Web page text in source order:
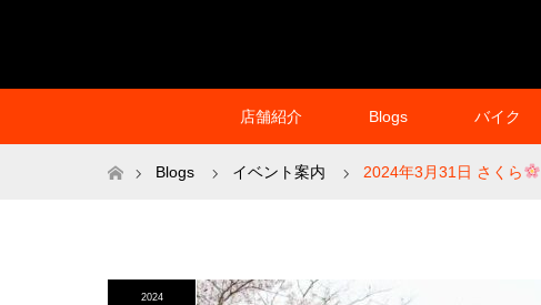
店舗紹介 Blogs バイク
ホームBlogs イベント案内 2024年3月31日 さくら
2024